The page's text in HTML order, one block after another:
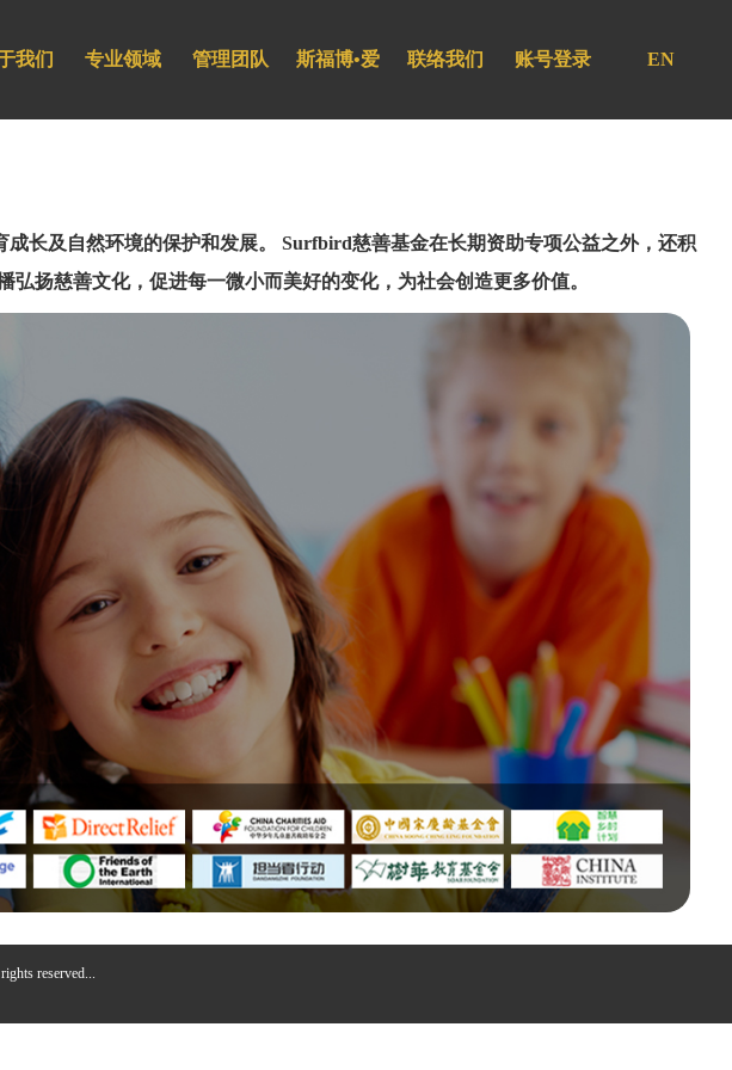
我们 专业领域 管理团队 斯福博•爱 联络我们 账号登录 EN
长及自然环境的保护和发展。 Surfbird慈善基金在长期资助专项公益之外，还积
扬慈善文化，促进每一微小而美好的变化，为社会创造更多价值。
reserved...